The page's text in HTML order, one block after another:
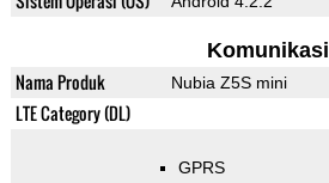
Komunikasi
Nama Produk Nubia Z5S mini
LTE Category (DL)
GPRS